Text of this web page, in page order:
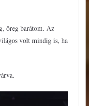
öreg barátom. Az
volt mindig is, ha